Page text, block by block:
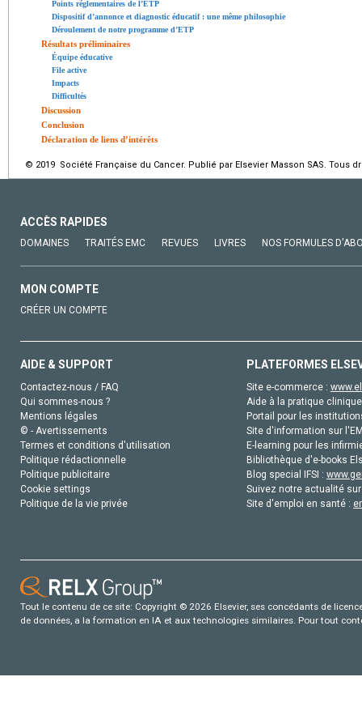
Points réglementaires de l’ETP
Dispositif d’annonce et diagnostic éducatif : une même philosophie
Déroulement de notre programme d’ETP
Résultats préliminaires
Équipe éducative
File active
Impacts
Difficultés
Discussion
Conclusion
Déclaration de liens d’intérêts
© 2019 Société Française du Cancer. Publié par Elsevier Masson SAS. Tous
ACCÈS RAPIDES
DOMAINES TRAITÉS EMC REVUES LIVRES NOS FORMULES
MON COMPTE
CRÉER UN COMPTE
AIDE & SUPPORT
Contactez-nous / FAQ
Qui sommes-nous ?
Mentions légales
© - Avertissements
Termes et conditions d'utilisation
Politique rédactionnelle
Politique publicitaire
Cookie settings
Politique de la vie privée
PLATEFORMES
Site e-commerce :
Aide à la pratique
Portail pour les
Site d'information sur
E-learning pour les
Bibliothèque d'e-books
Blog special IFSI :
Suivez notre actualité
Site d'emploi en santé :
Tout le contenu de ce site: Copyright © 2026 Elsevier, ses concédants de
de données, a la formation en IA et aux technologies similaires. Pour tout